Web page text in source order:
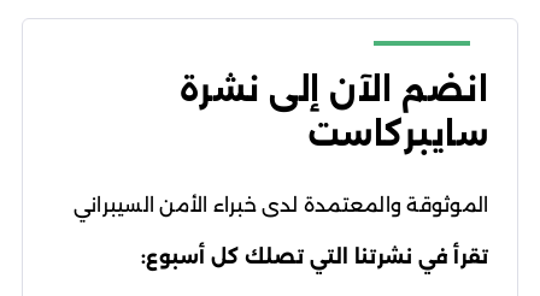
انضم الآن إلى نشرة
سايبركاست
الموثوقة والمعتمدة لدى خبراء الأمن السيبراني
تقرأ في نشرتنا التي تصلك كل أسبوع: